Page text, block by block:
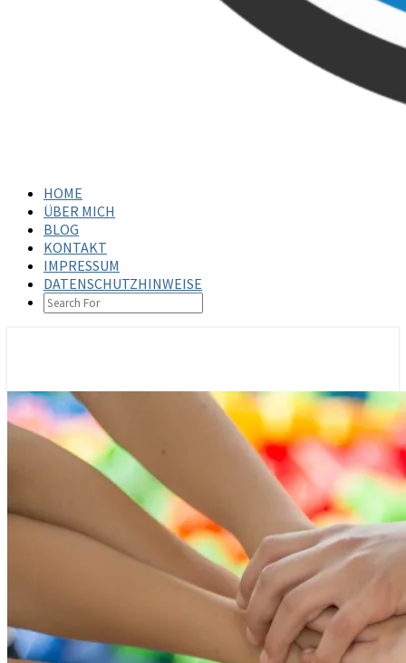
HOME
ÜBER MICH
BLOG
KONTAKT
IMPRESSUM
DATENSCHUTZHINWEISE
SEARCH
ICON